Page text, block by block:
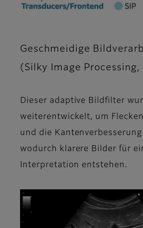
Geschmeidige
(Silky Image Processing,
Dieser adaptive Bildfilter
weiterentwickelt, um
und die
wodurch klarere Bilder für
Interpretation entstehen.